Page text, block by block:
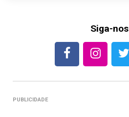
Siga-nos
PUBLICIDADE